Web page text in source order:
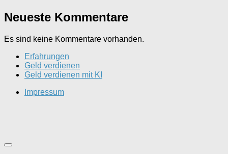
Neueste Kommentare
Es sind keine Kommentare vorhanden.
Erfahrungen
Geld verdienen
Geld verdienen mit KI
Impressum